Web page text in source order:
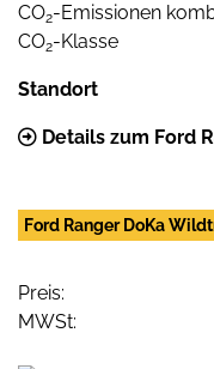
CO2-Emissionen
CO2-Klasse
Standort
Details zum Ford
Ford Ranger DoKa
Preis:
MWSt: